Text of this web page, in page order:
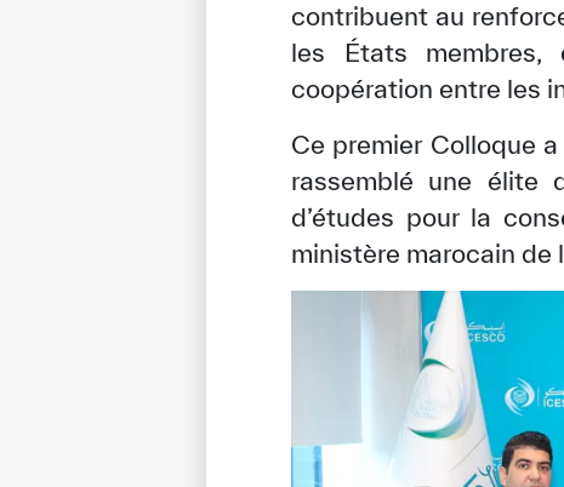
✪
✪
✪
✪
✪
contribuent au
les États membres,
coopération entre les
Ce premier Colloque
rassemblé une élite
d’études pour la
ministère marocain de